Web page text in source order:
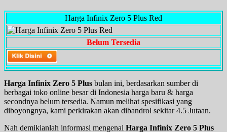
Harga Infinix Zero 5 Plus Red
Belum Tersedia
Harga Infinix Zero 5 Plus bulan ini, berdasarkan sumber di
berbagai toko online besar di Indonesia harga baru & harga
secondnya belum tersedia. Namun melihat spesifikasi yang
diboyongnya, kami perkirakan akan dibandrol sekitar 4.5 Jutaan.
Nah demikianlah informasi mengenai Harga Infinix Zero 5 Plus